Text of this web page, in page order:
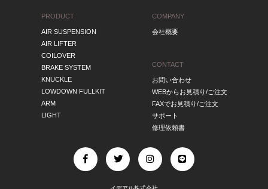
PRODUCT
AIR SUSPENSION
AIR LIFTER
COILOVER
BRAKE SYSTEM
KNUCKLE
LOWDOWN FULLKIT
ARM
LIGHT
COMPANY
会社概要
CONTACT
お問い合わせ
WEBからお見積り/ご注文
FAXでお見積り/ご注文
サポート
修理依頼書